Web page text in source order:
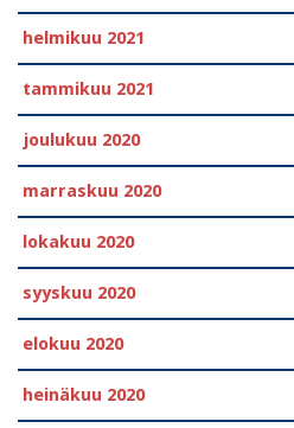
helmikuu 2021
tammikuu 2021
joulukuu 2020
marraskuu 2020
lokakuu 2020
syyskuu 2020
elokuu 2020
heinäkuu 2020